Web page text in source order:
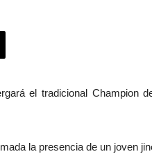
el tradicional Champion
la presencia de un joven